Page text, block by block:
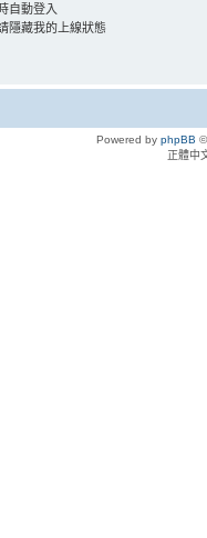
自動登入
隱藏我的上線狀態
Powered by phpBB
正體中